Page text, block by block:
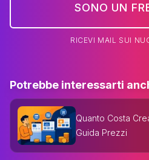
SONO UN
RICEVI MAIL SUI
Potrebbe interessarti
Quanto Costa
Guida Prezzi